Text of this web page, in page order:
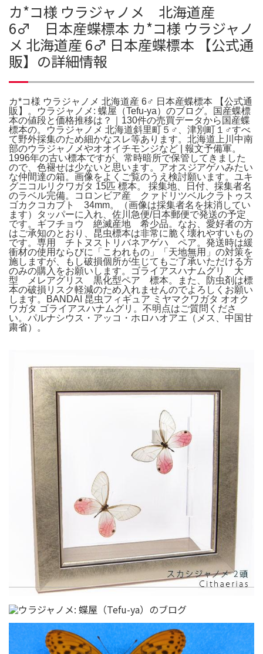
カ*コ様 ウラジャノメ 北海道産
6♂ 日本産蝶標本 カ*コ様 ウラジャノ
メ 北海道産 6♂ 日本産蝶標本 【公式通
販】の詳細情報
カ*コ様 ウラジャノメ 北海道産 6♂ 日本産蝶標本 【公式通
販】。ウラジャノメ: 蝶屋（Tefu-ya）のブログ。国産蝶標
本の値段と価格推移は？｜130件の売買データから国産蝶
標本の。ウラジャノメ 北海道斜里町５♂、津別町１♂すべ
て野外採集のため細かなスレ等あります。北海道上川中南
部のウラジャノメやオオイチモンジなど | 報文予備軍。
1996年の古い標本ですが、常時暗所で保管してきました
ので、色褪せは少ないと思います。アオスジアゲハみたい
な仲間達の箱。画像をよくご覧のうえ検討願います。ユキ
グニコルリクワガタ 15匹 標本。 採集地、日付、採集者名
のラベル完備。コロンビア産 クァドリツベルクラトゥス
ゴカクコカブト 34mm。（画像は採集者名を抹消してい
ます）タッパーに入れ、佐川急便/日本郵便で発送の予定
です。ギフチョウ 絶滅産地 希少品。なお、愛好者の方
はご承知のとおり、昆虫標本は非常に脆く壊れやすいもの
です。専用 チトヌストリバネアゲハ ペア。発送時は緩
衝材の使用ならびに「こわれもの」「天地無用」の対策を
施しますが、もし破損個所が生じてもご了承いただける方
のみの購入をお願いします。ゴライアスハナムグリ 大
型 メレアグリス 黒化型ペア 標本。また、防虫剤は標
本の破損リスク軽減のため入れませんのでよろしくお願い
します。BANDAI 昆虫フィギュア ミヤマクワガタ オオク
ワガタ ゴライアスハナムグリ。不明点はご質問くださ
い。パルナシウス・アッコ・ホロハオアエ（メス、中国甘
粛省）。